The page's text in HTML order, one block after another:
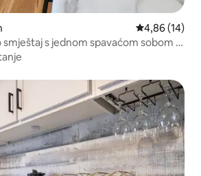
prosječna
4,86 (14)
smještaj s jednom spavaćom sobom |